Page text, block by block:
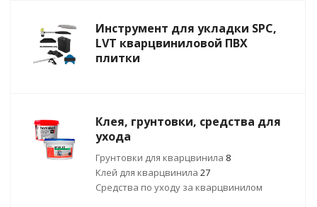
Инструмент для укладки SPC,
LVT кварцвиниловой ПВХ
плитки
Клея, грунтовки, средства для
ухода
Грунтовки для кварцвинила 8
Клей для кварцвинила 27
Средства по уходу за кварцвинилом